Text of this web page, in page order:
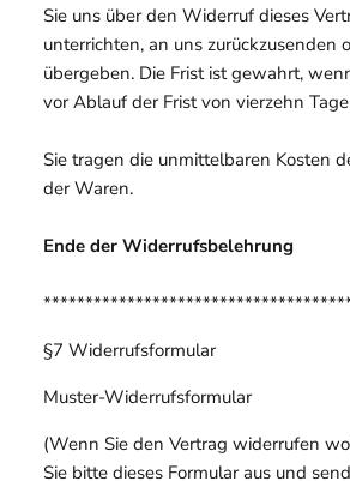
Sie uns über den Widerruf dieses
unterrichten, an uns zurückzusenden
übergeben. Die Frist ist gewahrt,
vor Ablauf der Frist von vierzehn
Sie tragen die unmittelbaren Kosten
der Waren.
Ende der Widerrufsbelehrung
§7 Widerrufsformular
Muster-Widerrufsformular
(Wenn Sie den Vertrag widerrufen
Sie bitte dieses Formular aus und